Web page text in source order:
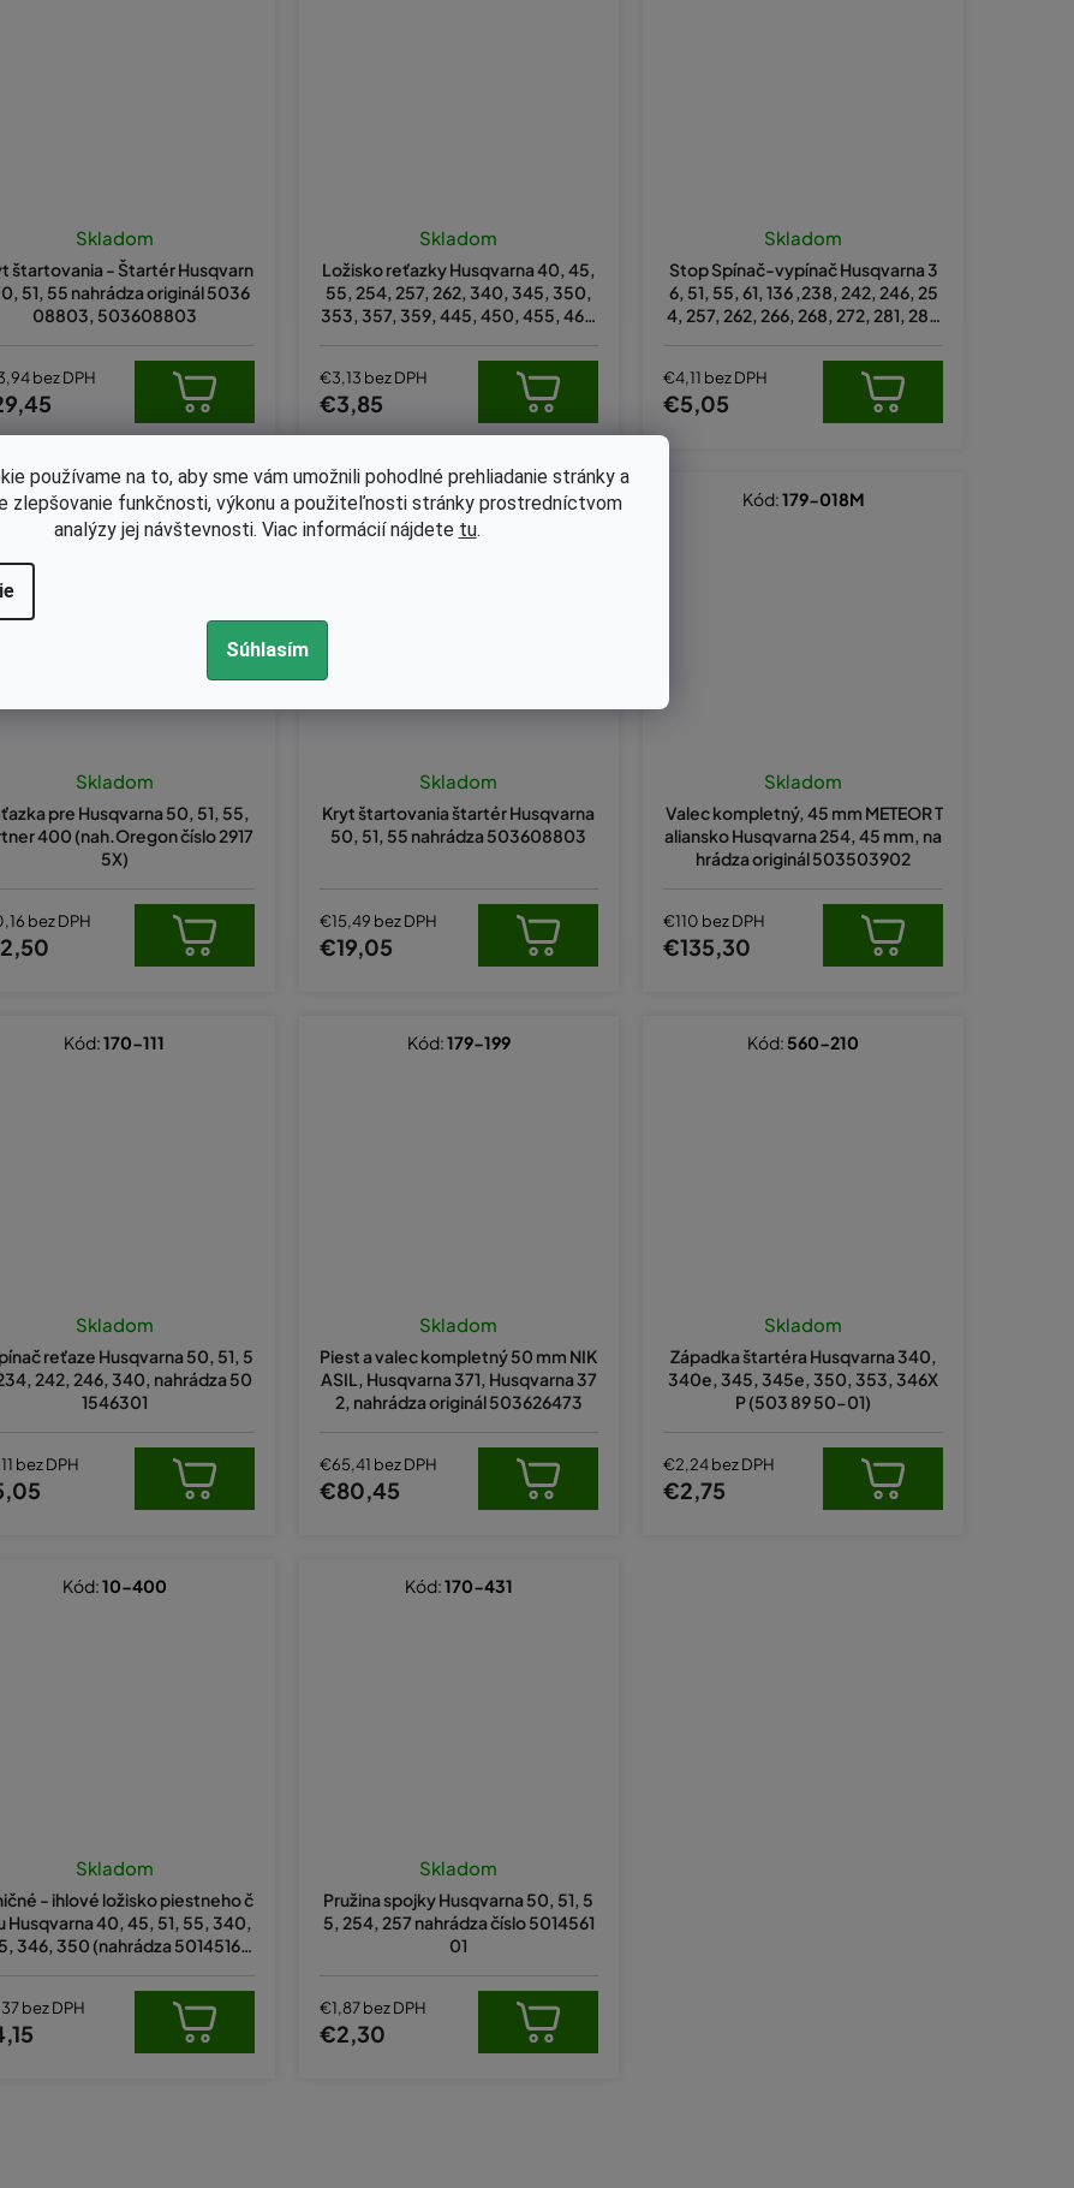
používame na to, aby sme vám umožnili pohodlné prehliadanie stránky a
zlepšovanie funkčnosti, výkonu a použiteľnosti stránky prostredníctvom
analýzy jej návštevnosti. Viac informácií nájdete tu.
Súhlasím
štartovania - Štartér Husqvarn
51, 55 nahrádza originál 5036
08803, 503608803
Skladom
bez DPH
Ložisko reťazky Husqvarna 40, 45,
55, 254, 257, 262, 340, 345, 350,
353, 357, 359, 445, 450, 455, 460
Skladom
€3,13 bez DPH
€3,85
Stop Spínač-vypínač Husqvarna 3
6, 51, 55, 61, 136 ,238, 242, 246, 25
4, 257, 262, 266, 268, 272, 281, 288
Skladom
€4,11 bez DPH
€5,05
pre Husqvarna 50, 51, 55,
400 (nah.Oregon číslo 2917
5X)
Skladom
bez DPH
Kód:HU411SC-J7N
Kryt štartovania štartér Husqvarna
50, 51, 55 nahrádza 503608803
Skladom
€15,49 bez DPH
€19,05
Kód:654-200K
Valec kompletný, 45 mm METEOR T
aliansko Husqvarna 254, 45 mm, na
hrádza originál 503503902
Skladom
€110 bez DPH
€135,30
Kód:179-018M
reťaze Husqvarna 50, 51, 5
242, 246, 340, nahrádza 50
1546301
Skladom
bez DPH
Kód:170-111
Piest a valec kompletný 50 mm NIK
ASIL, Husqvarna 371, Husqvarna 37
2, nahrádza originál 503626473
Skladom
€65,41 bez DPH
€80,45
Kód:179-199
Západka štartéra Husqvarna 340,
340e, 345, 345e, 350, 353, 346X
P (503 89 50-01)
Skladom
€2,24 bez DPH
€2,75
Kód: 560-210
- ihlové ložisko piestneho č
Husqvarna 40, 45, 51, 55, 340,
346, 350 (nahrádza 50145160
Skladom
bez DPH
Kód:10-400
Pružina spojky Husqvarna 50, 51, 5
5, 254, 257 nahrádza číslo 5014561
01
hodnotenie
produktu
je
5,0
z
hviezdičiek.
Skladom
€1,87 bez DPH
€2,30
Kód:170-431